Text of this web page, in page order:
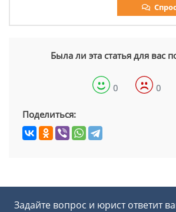
Была ли эта статья для вас
0 0
Поделиться:
Задайте вопрос и юрист ответит